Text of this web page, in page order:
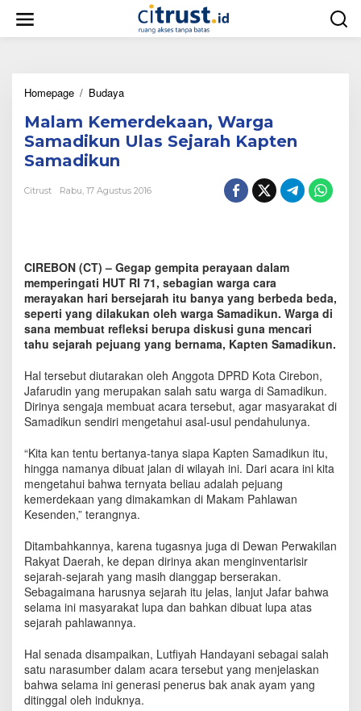
w
Homepage / Budaya
l
a
m
m
k
a
a
n
,
W
a
r
g
a
S
a
a
d
i
k
u
U
l
a
s
S
e
j
r
a
h
K
Malam Kemerdekaan, Warga
Samadikun Ulas Sejarah Kapten
Samadikun
Citrust Rabu, 17 Agustus 2016
CIREBON (CT) – Gegap gempita perayaan dalam
memperingati HUT RI 71, sebagian warga cara
merayakan hari bersejarah itu banya yang berbeda beda,
seperti yang dilakukan oleh warga Samadikun. Warga di
sana membuat refleksi berupa diskusi guna mencari
tahu sejarah pejuang yang bernama, Kapten Samadikun.
Hal tersebut diutarakan oleh Anggota DPRD Kota Cirebon,
Jafarudin yang merupakan salah satu warga di Samadikun.
Dirinya sengaja membuat acara tersebut, agar masyarakat di
Samadikun sendiri mengetahui asal-usul pendahulunya.
“Kita kan tentu bertanya-tanya siapa Kapten Samadikun itu,
hingga namanya dibuat jalan di wilayah ini. Dari acara ini kita
mengetahui bahwa ternyata beliau adalah pejuang
kemerdekaan yang dimakamkan di Makam Pahlawan
Kesenden,” terangnya.
Ditambahkannya, karena tugasnya juga di Dewan Perwakilan
Rakyat Daerah, ke depan dirinya akan menginventarisir
sejarah-sejarah yang masih dianggap berserakan.
Sebagaimana harusnya sejarah itu jelas, lanjut Jafar bahwa
selama ini masyarakat lupa dan bahkan dibuat lupa atas
sejarah pahlawannya.
Hal senada disampaikan, Lutfiyah Handayani sebagai salah
satu narasumber dalam acara tersebut yang menjelaskan
bahwa selama ini generasi penerus bak anak ayam yang
ditinggal oleh induknya.